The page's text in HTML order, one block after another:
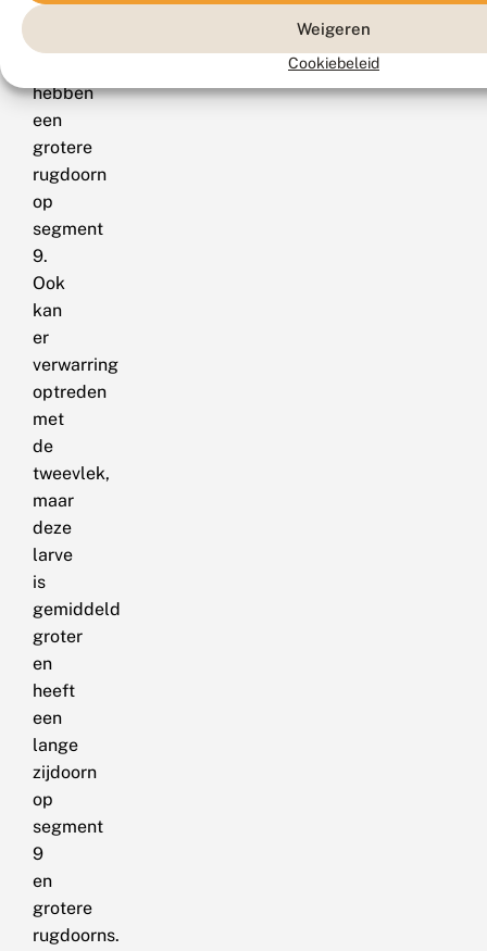
Weigeren
Cookiebeleid
libel.
hebben
een
grotere
rugdoorn
op
segment
9.
Ook
kan
er
verwarring
optreden
met
de
tweevlek,
maar
deze
larve
is
gemiddeld
groter
en
heeft
een
lange
zijdoorn
op
segment
9
en
grotere
rugdoorns.